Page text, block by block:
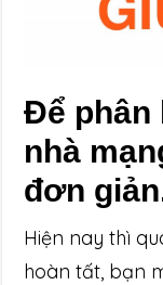
Để phân
nhà
đơn
Hiện nay thì
hoàn tất, bạn